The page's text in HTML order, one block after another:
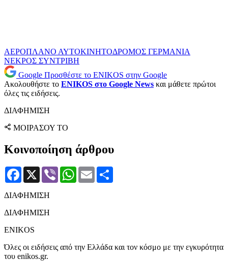
ΑΕΡΟΠΛΑΝΟ ΑΥΤΟΚΙΝΗΤΟΔΡΟΜΟΣ ΓΕΡΜΑΝΙΑ
ΝΕΚΡΟΣ ΣΥΝΤΡΙΒΗ
Google Προσθέστε το ENIKOS στην Google
Ακολουθήστε το ENIKOS στο Google News και μάθετε πρώτοι
όλες τις ειδήσεις.
ΔΙΑΦΗΜΙΣΗ
ΜΟΙΡΑΣΟΥ ΤΟ
Κοινοποίηση άρθρου
Facebook
X Viber WhatsApp
Email
ΔΙΑΦΗΜΙΣΗ
ΔΙΑΦΗΜΙΣΗ
ENIKOS
Όλες οι ειδήσεις από την Ελλάδα και τον κόσμο με την εγκυρότητα
του enikos.gr.